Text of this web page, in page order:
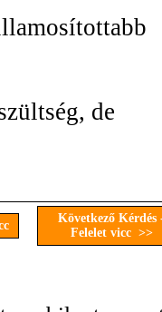
de
Következő Kérdés
Felelet vicc >>